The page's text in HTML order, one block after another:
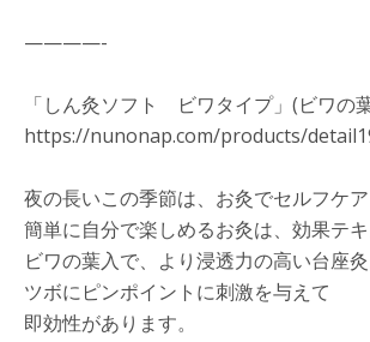
————-
「しん灸ソフト ビワタイプ」(ビワの
https://nunonap.com/products/
夜の長いこの季節は、お灸でセルフケア
簡単に自分で楽しめるお灸は、効果テキ
ビワの葉入で、より浸透力の高い台座灸
ツボにピンポイントに刺激を与えて
即効性があります。